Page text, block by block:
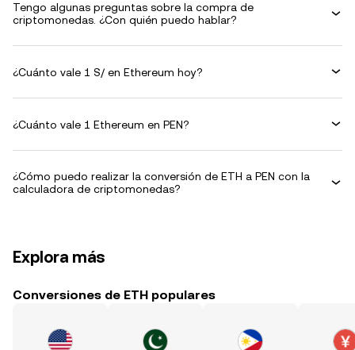
Tengo algunas preguntas sobre la compra de
criptomonedas. ¿Con quién puedo hablar?
¿Cuánto vale 1 S/ en Ethereum hoy?
¿Cuánto vale 1 Ethereum en PEN?
¿Cómo puedo realizar la conversión de ETH a PEN con la
calculadora de criptomonedas?
Explora más
Conversiones de ETH populares